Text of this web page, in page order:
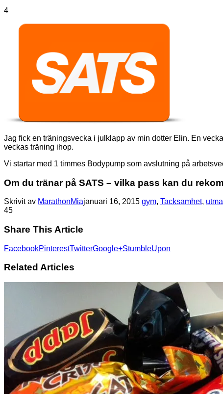
4
Jag fick en träningsvecka i julklapp av min dotter Elin. En
veckas träning ihop.
Vi startar med 1 timmes Bodypump som avslutning på
Om du tränar på SATS – vilka pass kan du
Skrivit av MarathonMiajanuari 16, 2015 gym, Tacksamhet,
45
Share This Article
FacebookPinterestTwitterGoogle+StumbleUpon
Related Articles